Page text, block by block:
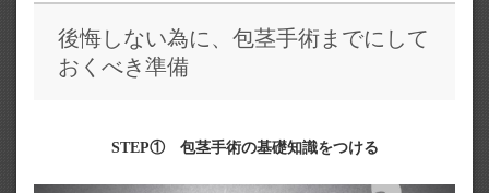
後悔しない為に、包茎手術までにして
おくべき準備
STEP① 包茎手術の基礎知識をつける